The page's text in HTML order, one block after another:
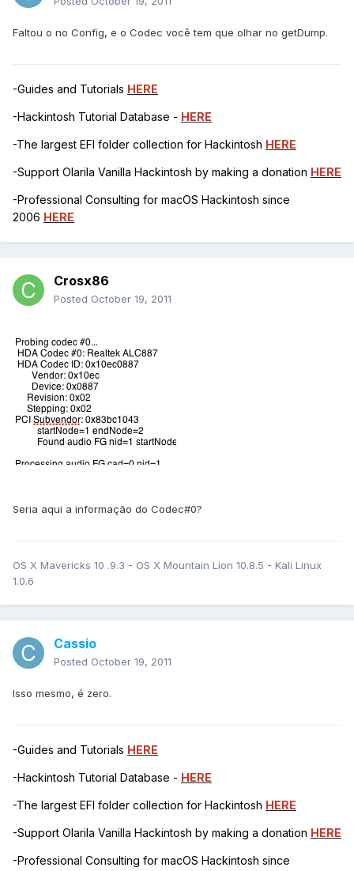
Faltou o no Config, e o Codec você tem que olhar no getDump.
-Guides and Tutorials HERE
-Hackintosh Tutorial Database - HERE
-The largest EFI folder collection for Hackintosh HERE
-Support Olarila Vanilla Hackintosh by making a donation HERE
-Professional Consulting for macOS Hackintosh since
2006 HERE
Crosx86
Posted October 19, 2011
Seria aqui a informação do Codec#0?
OS X Mavericks 10 .9.3 - OS X Mountain Lion 10.8.5 - Kali Linux
1.0.6
Cassio
Posted October 19, 2011
Isso mesmo, é zero.
-Guides and Tutorials HERE
-Hackintosh Tutorial Database - HERE
-The largest EFI folder collection for Hackintosh HERE
-Support Olarila Vanilla Hackintosh by making a donation HERE
-Professional Consulting for macOS Hackintosh since